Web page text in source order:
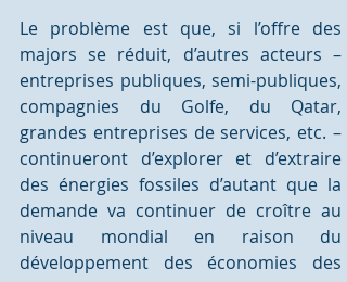
Le problème est que, si l’offre des
majors se réduit, d’autres acteurs –
entreprises publiques, semi-publiques,
compagnies du Golfe, du Qatar,
grandes entreprises de services, etc. –
continueront d’explorer et d’extraire
des énergies fossiles d’autant que la
demande va continuer de croître au
niveau mondial en raison du
développement des économies des